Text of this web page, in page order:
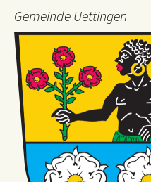
Gemeinde Uettingen